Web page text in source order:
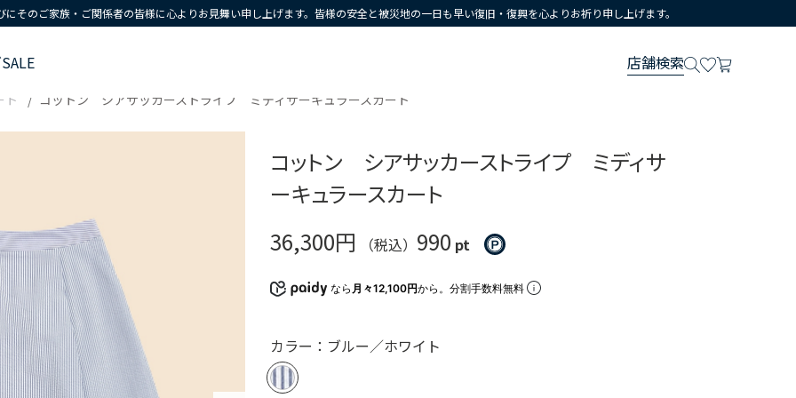
そのご家族・ご関係者の皆様に心よりお見舞い申し上げます。皆様の安全と被災地の一日も早い復旧・復興を心よりお祈り申し上げます。
SALE 店舗検索
ト コットン シアサッカーストライプ ミディサーキュラースカート
コットン シアサッカーストライプ ミディサ
ーキュラースカート
36,300円
（税込） 990 pt
なら 月々12,100円から。分割手数料無料
カラー：ブルー／ホワイト